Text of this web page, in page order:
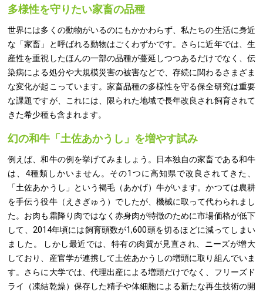
多様性を守りたい家畜の品種
世界には多くの動物がいるのにもかかわらず、私たちの生活に身近
な「家畜」と呼ばれる動物はごくわずかです。さらに近年では、生
産性を重視したほんの一部の品種が蔓延しつつあるだけでなく、伝
染病による処分や大規模災害の被害などで、存続に関わるさまざま
な変化が起こっています。家畜品種の多様性を守る保全研究は重要
な課題ですが、これには、限られた地域で長年改良され飼育されて
きた希少種も含まれます。
幻の和牛「土佐あかうし」を増やす試み
例えば、和牛の例を挙げてみましょう。日本独自の家畜である和牛
は、4種類しかいません。その1つに高知県で改良されてきた、
「土佐あかうし」という褐毛（あかげ）牛がいます。かつては農耕
を手伝う役牛（えきぎゅう）でしたが、機械に取って代わられまし
た。お肉も霜降り肉ではなく赤身肉が特徴のために市場価格が低下
して、2014年頃には飼育頭数が1,600頭を切るほどに減ってしまい
ました。 しかし最近では、特有の肉質が見直され、ニーズが増大
しており、産官学が連携して土佐あかうしの増頭に取り組んでいま
す。さらに大学では、代理出産による増頭だけでなく、フリーズド
ライ（凍結乾燥）保存した精子や体細胞による新たな再生技術の開